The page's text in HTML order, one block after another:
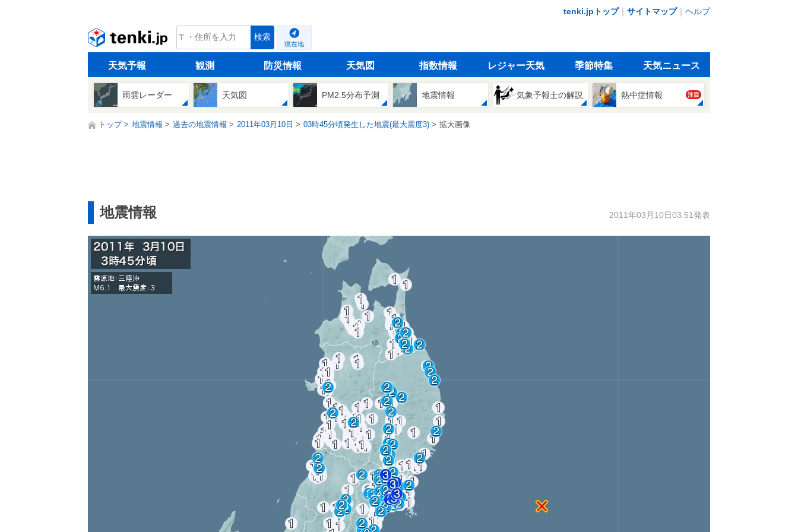
tenki.jpトップ｜ サイトマップ｜ ヘルプ
tenki.jp 検索
現在地
天気予報 観測 防災情報 天気図 指数情報 レジャー天気 季節特集 天気ニュース
雨雲レーダー 天気図 PM2.5分布予測 地震情報 気象予報士の解説 熱中症情報 注目
トップ 地震情報 過去の地震情報 2011年03月10日 03時45分頃発生した地震(最大震度3) 拡大画像
地震情報 2011年03月10日03:51発表